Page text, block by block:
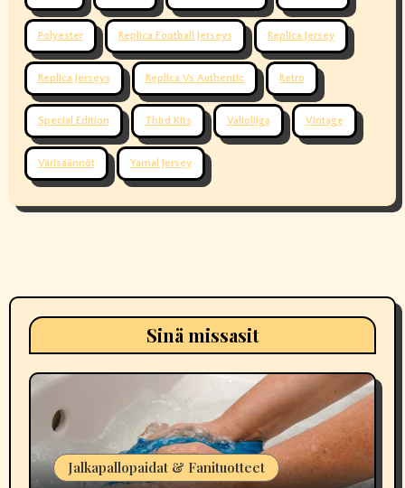
Polyester Replica Football Jerseys Replica Jersey
Replica Jerseys Replica Vs Authentic Retro
Special Edition Third Kits Valioliiga Vintage
Värisäännöt Yamal Jersey
Sinä missasit
Jalkapallopaidat & Fanituotteet